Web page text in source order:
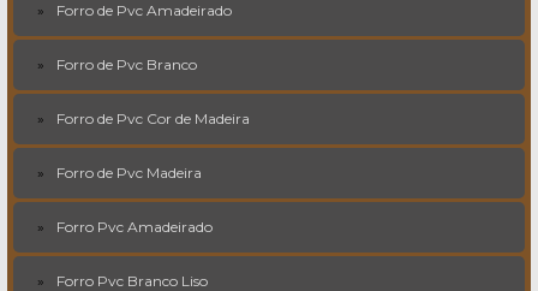
Forro de Pvc Amadeirado
Forro de Pvc Branco
Forro de Pvc Cor de Madeira
Forro de Pvc Madeira
Forro Pvc Amadeirado
Forro Pvc Branco Liso